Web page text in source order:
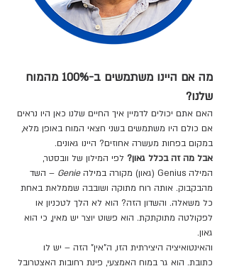
מה אם היינו משתמשים ב-100% מהמוח
שלנו?
האם אתם יכולים לדמיין איך החיים שלנו כאן היו נראים
אם כולם היו משתמשים בשני חצאי המוח באופן מלא,
במקום בפחות מעשרה אחוזים? היינו גאונים.
אבל מה זה בכלל גאון? לפי המילון של וובסטר,
המילה Genius (גאון) מקורה במילה
Genie – השד
מהבקבוק. אותה רוח מתוקה ושובבה שממלאת באחת
כל משאלה. והשדון הזה? הוא לא הלך לטכניון או
לפקולטה מתוקתקת. הוא פשוט יוצר יש מאין, כי הוא
גאון.
והאינטואיציה היצירתית הזו, ה"אין" הזה – יש לו
כתובת. הוא גר במוח האמצעי, פינת רחובות האצטרובל